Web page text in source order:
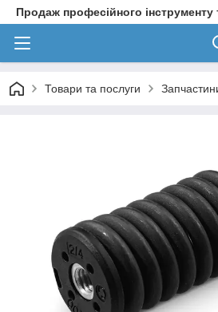
Продаж професійного інструменту
Товари та послуги